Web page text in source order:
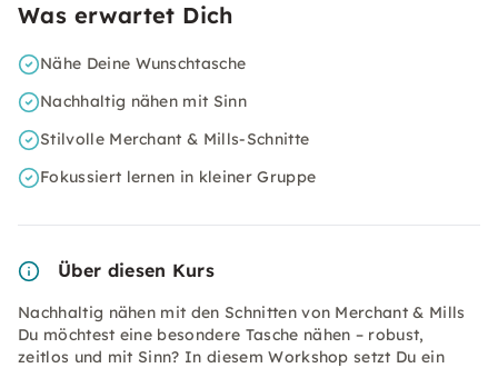
Was erwartet Dich
Nähe Deine Wunschtasche
Nachhaltig nähen mit Sinn
Stilvolle Merchant & Mills-Schnitte
Fokussiert lernen in kleiner Gruppe
Über diesen Kurs
Nachhaltig nähen mit den Schnitten von Merchant & Mills
Du möchtest eine besondere Tasche nähen – robust,
zeitlos und mit Sinn? In diesem Workshop setzt Du ein